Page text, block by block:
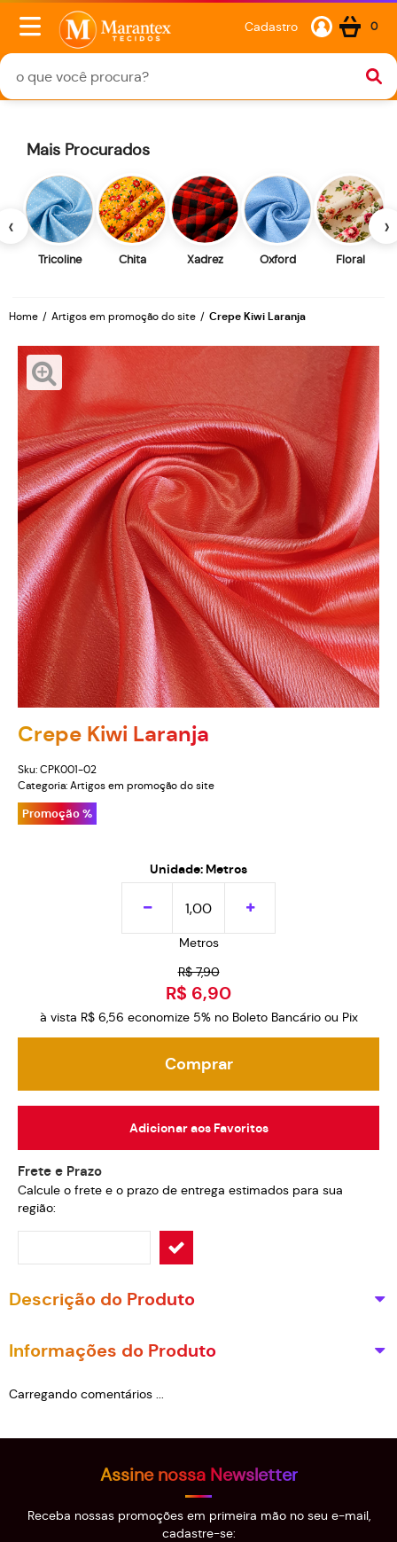
Cadastro 0
‹
Mais Procurados
Tricoline Chita Xadrez Oxford Floral
›
Home Artigos em promoção do site Crepe Kiwi Laranja
Crepe Kiwi Laranja
Sku: CPK001-02
Categoria: Artigos em promoção do site
Promoção %
Unidade: Metros
Metros
R$ 7,90
R$ 6,90
à vista R$ 6,56 economize 5% no Boleto Bancário ou Pix
Comprar
Adicionar aos Favoritos
Frete e Prazo
Calcule o frete e o prazo de entrega estimados para sua
região:
Descrição do Produto
Informações do Produto
Carregando comentários ...
Assine nossa Newsletter
Receba nossas promoções em primeira mão no seu e-mail,
cadastre-se: